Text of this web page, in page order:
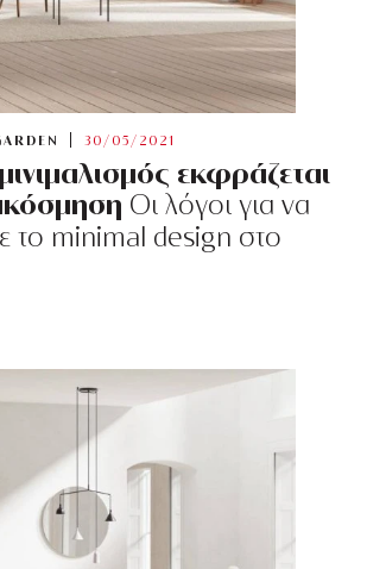
30/05/2021
εκφράζεται
Οι λόγοι για να
το minimal design στο